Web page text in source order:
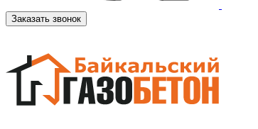
Заказать звонок